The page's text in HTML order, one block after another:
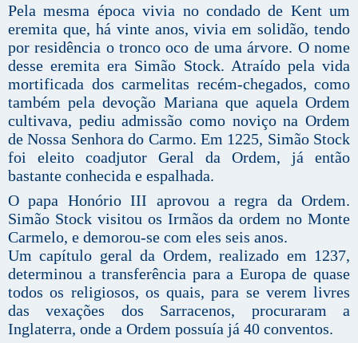
Pela mesma época vivia no condado de Kent um
eremita que, há vinte anos, vivia em solidão, tendo
por residência o tronco oco de uma árvore. O nome
desse eremita era Simão Stock. Atraído pela vida
mortificada dos carmelitas recém-chegados, como
também pela devoção Mariana que aquela Ordem
cultivava, pediu admissão como noviço na Ordem
de Nossa Senhora do Carmo. Em 1225, Simão Stock
foi eleito coadjutor Geral da Ordem, já então
bastante conhecida e espalhada.
O papa Honório III aprovou a regra da Ordem.
Simão Stock visitou os Irmãos da ordem no Monte
Carmelo, e demorou-se com eles seis anos.
Um capítulo geral da Ordem, realizado em 1237,
determinou a transferência para a Europa de quase
todos os religiosos, os quais, para se verem livres
das vexações dos Sarracenos, procuraram a
Inglaterra, onde a Ordem possuía já 40 conventos.